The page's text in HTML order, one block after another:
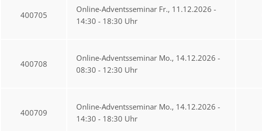
400705
Online-Adventsseminar Fr., 11.12.2026 -
14:30 - 18:30 Uhr
400708
Online-Adventsseminar Mo., 14.12.2026 -
08:30 - 12:30 Uhr
400709
Online-Adventsseminar Mo., 14.12.2026 -
14:30 - 18:30 Uhr